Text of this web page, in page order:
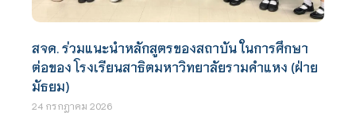
สจด. ร่วมแนะนำหลักสูตรของสถาบัน ในการศึกษา
ต่อของ โรงเรียนสาธิตมหาวิทยาลัยรามคำแหง (ฝ่าย
มัธยม)
24 กรกฎาคม 2026